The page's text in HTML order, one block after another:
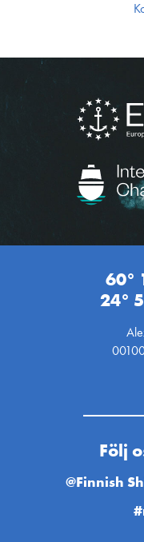
60°
24°
Följ
@Finnish